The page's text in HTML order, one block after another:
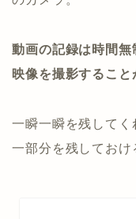
動画の記録は時間
映像を撮影すること
一瞬一瞬を残して
一部分を残しておけ